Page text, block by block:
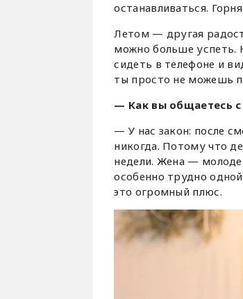
останавливаться.
Летом — другая
можно больше успеть.
сидеть в телефоне и
ты просто не можешь
— Как вы общаетесь с
— У нас закон: после
никогда. Потому что
недели. Жена —
особенно трудно
это огромный плюс.